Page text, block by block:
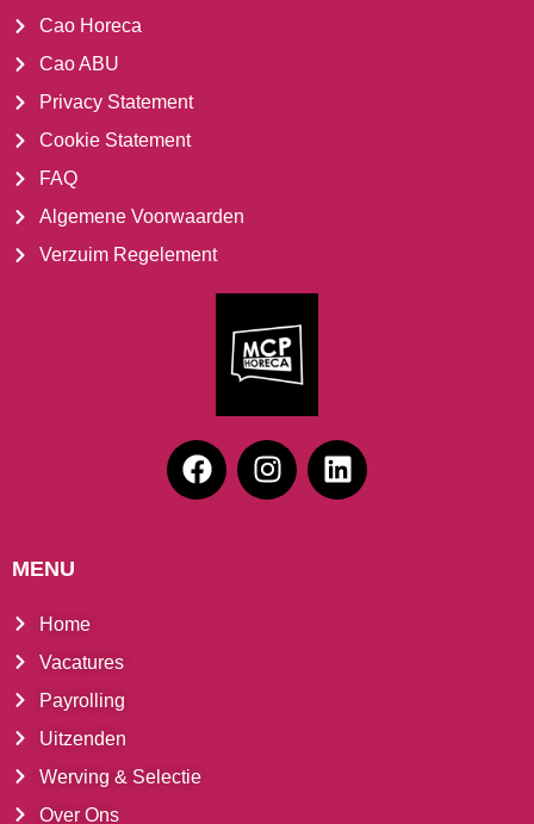
Cao Horeca
Cao ABU
Privacy Statement
Cookie Statement
FAQ
Algemene Voorwaarden
Verzuim Regelement
MENU
Home
Vacatures
Payrolling
Uitzenden
Werving & Selectie
Over Ons